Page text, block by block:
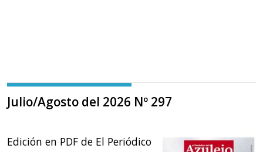
Julio/Agosto del 2026 Nº 297
Edición en PDF de El Periódico